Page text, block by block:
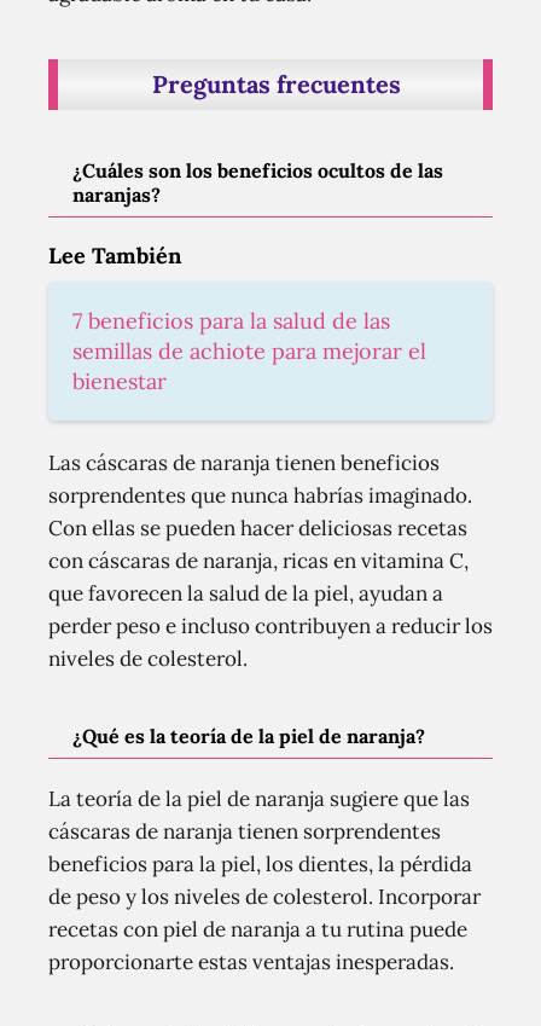
Preguntas frecuentes
¿Cuáles son los beneficios ocultos de las
naranjas?
Lee También
7 beneficios para la salud de las
semillas de achiote para mejorar el
bienestar
Las cáscaras de naranja tienen beneficios
sorprendentes que nunca habrías imaginado.
Con ellas se pueden hacer deliciosas recetas
con cáscaras de naranja, ricas en vitamina C,
que favorecen la salud de la piel, ayudan a
perder peso e incluso contribuyen a reducir los
niveles de colesterol.
¿Qué es la teoría de la piel de naranja?
La teoría de la piel de naranja sugiere que las
cáscaras de naranja tienen sorprendentes
beneficios para la piel, los dientes, la pérdida
de peso y los niveles de colesterol. Incorporar
recetas con piel de naranja a tu rutina puede
proporcionarte estas ventajas inesperadas.